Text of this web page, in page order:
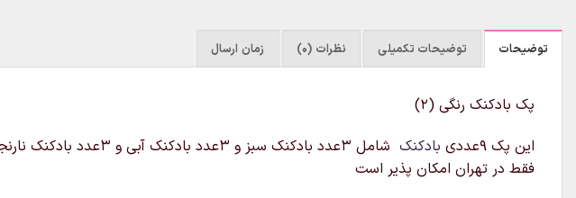
توضیحات توضیحات تکمیلی نظرات (0) زمان ارسال
پک بادکنک رنگی (۲)
این پک ۹عددی
بادکنک
شامل ۳عدد بادکنک سبز
فقط در تهران امکان پذیر است